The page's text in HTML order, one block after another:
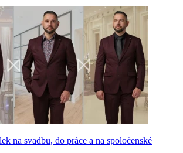
na svadbu, do práce a na spoločenské